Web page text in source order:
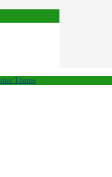
Theme